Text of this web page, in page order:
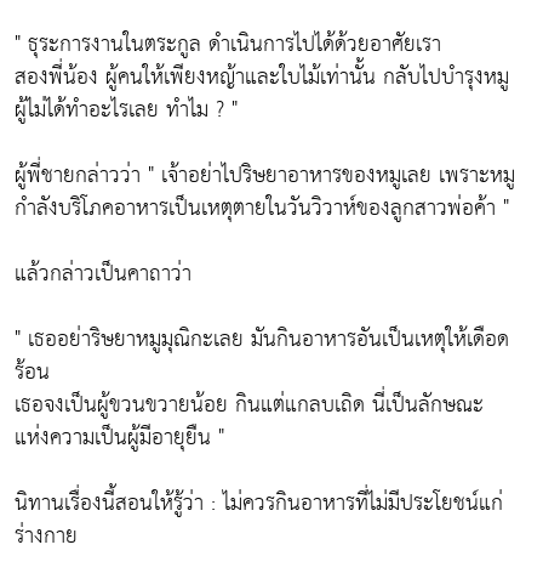
" ธุระการงานในตระกูล ดำเนินการไปได้ด้วยอาศัยเรา
สองพี่น้อง ผู้คนให้เพียงหญ้าและใบไม้เท่านั้น กลับไปบำรุงหมู
ผู้ไม่ได้ทำอะไรเลย ทำไม ? "
ผู้พี่ชายกล่าวว่า " เจ้าอย่าไปริษยาอาหารของหมูเลย เพราะหมู
กำลังบริโภคอาหารเป็นเหตุตายในวันวิวาห์ของลูกสาวพ่อค้า "
แล้วกล่าวเป็นคาถาว่า
" เธออย่าริษยาหมูมุณิกะเลย มันกินอาหารอันเป็นเหตุให้เดือด
ร้อน
เธอจงเป็นผู้ขวนขวายน้อย กินแต่แกลบเถิด นี่เป็นลักษณะ
แห่งความเป็นผู้มีอายุยืน "
นิทานเรื่องนี้สอนให้รู้ว่า : ไม่ควรกินอาหารที่ไม่มีประโยชน์แก่
ร่างกาย